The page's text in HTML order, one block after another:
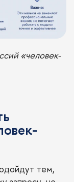
«человек-
тем,